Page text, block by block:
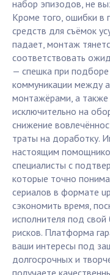
набор эпизодов, не
Кроме того, ошибки в
средств для съёмок
падает, монтаж
соответствовать
— спешка при подборе
коммуникации между
монтажёрами, а
исключительно на
снижение
траты на доработку.
настоящим
специалисты с
которые точно
сериалов в формате
сэкономить время,
исполнителя под
рисков. Платформа
ваши интересы под
долгосрочных и